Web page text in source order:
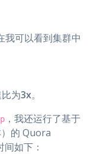
我可以看到集群中
为3x。
，我还运行了基于
的 Quora
如下：